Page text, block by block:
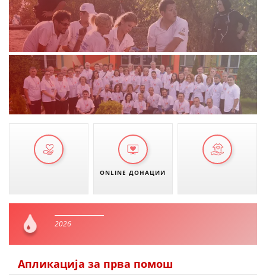
ДЕЈСТВУВАЊЕ
ПРИРАЧНИЦИ
СТРАТЕГИИ
БРОШУРИ
ONLINE ДОНАЦИИ
2026
Апликација за прва помош